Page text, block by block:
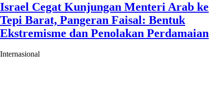
Israel Cegat Kunjungan Menteri Arab ke
Tepi Barat, Pangeran Faisal: Bentuk
Ekstremisme dan Penolakan Perdamaian
Internasional